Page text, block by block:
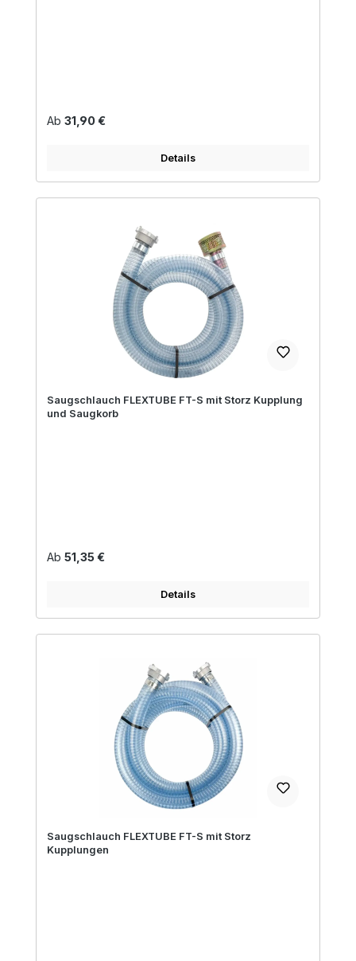
Regulärer Preis:
Ab 31,90 €
Details
Saugschlauch FLEXTUBE FT-S mit Storz Kupplung
und Saugkorb
Regulärer Preis:
Ab 51,35 €
Details
Saugschlauch FLEXTUBE FT-S mit Storz
Kupplungen